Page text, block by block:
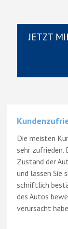
JETZT
Die meisten
sehr zufrieden.
Zustand der
und lassen Sie
schriftlich
des Autos
verursacht